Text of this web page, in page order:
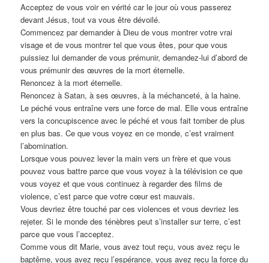
Acceptez de vous voir en vérité car le jour où vous passerez
devant Jésus, tout va vous être dévoilé.
Commencez par demander à Dieu de vous montrer votre vrai
visage et de vous montrer tel que vous êtes, pour que vous
puissiez lui demander de vous prémunir, demandez-lui d’abord de
vous prémunir des œuvres de la mort éternelle.
Renoncez à la mort éternelle.
Renoncez à Satan, à ses œuvres, à la méchanceté, à la haine.
Le péché vous entraîne vers une force de mal. Elle vous entraîne
vers la concupiscence avec le péché et vous fait tomber de plus
en plus bas. Ce que vous voyez en ce monde, c’est vraiment
l’abomination.
Lorsque vous pouvez lever la main vers un frère et que vous
pouvez vous battre parce que vous voyez à la télévision ce que
vous voyez et que vous continuez à regarder des films de
violence, c’est parce que votre cœur est mauvais.
Vous devriez être touché par ces violences et vous devriez les
rejeter. Si le monde des ténèbres peut s’installer sur terre, c’est
parce que vous l’acceptez.
Comme vous dit Marie, vous avez tout reçu, vous avez reçu le
baptême, vous avez reçu l’espérance, vous avez reçu la force du